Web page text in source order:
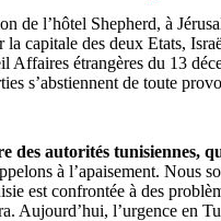
de l’hôtel Shepherd, à
la capitale des deux Etats,
Affaires étrangères du 13
s’abstiennent de toute
des autorités tunisiennes,
à l’apaisement. Nous
est confrontée à des
Aujourd’hui, l’urgence en